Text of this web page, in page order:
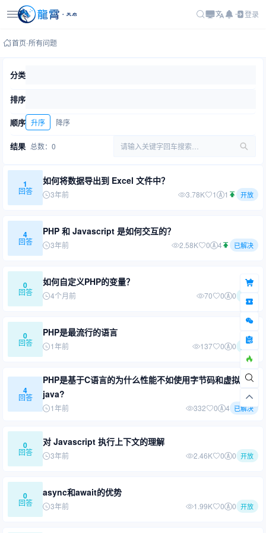
登录
首页-所有问题
分类
排序
顺序 升序 降序
结果 总数：0 请输入关键字回车搜索…
1
回答
如何将数据导出到 Excel 文件中？
3年前 3.78K 1 1 开放
4
回答
PHP 和 Javascript 是如何交互的？
3年前 2.58K 0 4 已解决
0
回答
如何自定义PHP的变量？
4个月前 70 0 0 开放
0
回答
PHP是最流行的语言
1年前 137 0 0 开放
4
回答
PHP是基于C语言的为什么性能不如使用字节码和虚拟机的
java?
1年前 332 0 4 已解决
0
回答
对 Javascript 执行上下文的理解
3年前 2.46K 0 0 开放
0
回答
async和await的优势
3年前 1.99K 0 0 开放